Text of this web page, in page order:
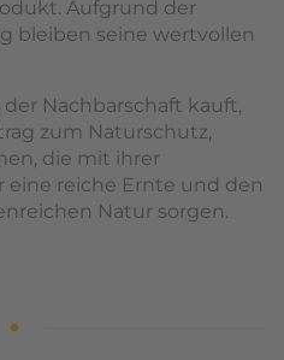
Aufgrund der
bleiben seine wertvollen
Nachbarschaft kauft,
zum Naturschutz,
die mit ihrer
reiche Ernte und den
Natur sorgen.